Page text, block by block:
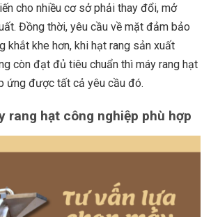
cho nhiều cơ sở phải thay đổi, mở
Đồng thời, yêu cầu về mặt đảm bảo
khắt khe hơn, khi hạt rang sản xuất
còn đạt đủ tiêu chuẩn thì máy rang hạt
ứng được tất cả yêu cầu đó.
rang hạt công nghiệp phù hợp